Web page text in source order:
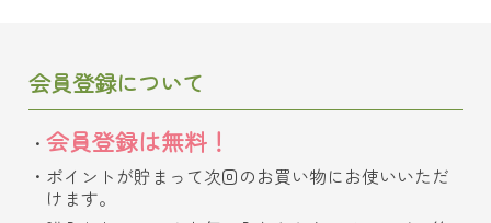
会員登録について
会員登録は無料！
ポイントが貯まって次回のお買い物にお使いいただ
けます。